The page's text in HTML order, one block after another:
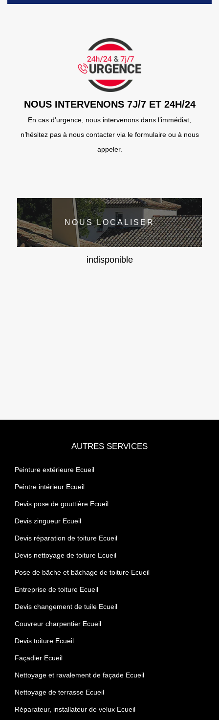
NOUS INTERVENONS 7J/7 ET 24H/24
En cas d’urgence, nous intervenons dans l’immédiat,
n’hésitez pas à nous contacter via le formulaire ou à nous
appeler.
NOUS LOCALISER
indisponible
AUTRES SERVICES
Peinture extérieure Ecueil
Peintre intérieur Ecueil
Devis pose de gouttière Ecueil
Devis zingueur Ecueil
Devis réparation de toiture Ecueil
Devis nettoyage de toiture Ecueil
Pose de bâche et bâchage de toiture Ecueil
Entreprise de toiture Ecueil
Devis changement de tuile Ecueil
Couvreur charpentier Ecueil
Devis toiture Ecueil
Façadier Ecueil
Nettoyage et ravalement de façade Ecueil
Nettoyage de terrasse Ecueil
Réparateur, installateur de velux Ecueil